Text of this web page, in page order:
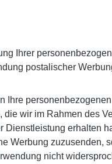
Ihrer
postalischer
Ihre
die wir im Rahmen des
Dienstleistung erhalten
Werbung zuzusenden,
nicht